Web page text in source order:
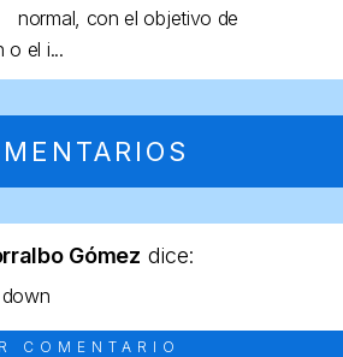
normal, con el objetivo de
o el i...
Gómez dice:
COMENTARIO